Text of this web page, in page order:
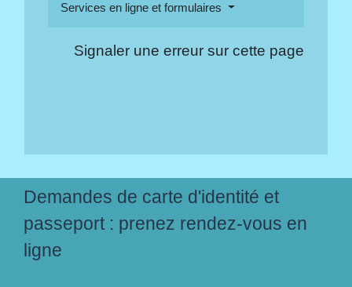
Services en ligne et formulaires
Signaler une erreur sur cette page
Demandes de carte d'identité et
passeport : prenez rendez-vous en
ligne